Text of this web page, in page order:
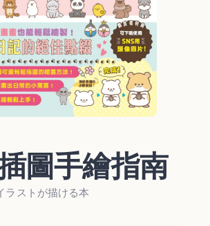
圖手繪指南
ラストが描ける本